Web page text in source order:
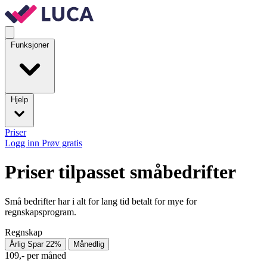
Funksjoner
Hjelp
Priser
Logg inn Prøv gratis
Priser tilpasset småbedrifter
Små bedrifter har i alt for lang tid betalt for mye for
regnskapsprogram.
Regnskap
Årlig Spar 22% Månedlig
109,- per måned